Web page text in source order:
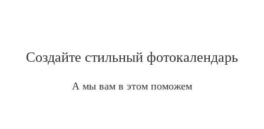
Создайте стильный фотокалендарь
А мы вам в этом поможем